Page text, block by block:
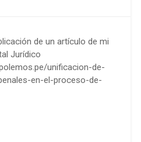
de un artículo de mi
Jurídico
unificacion-de-
en-el-proceso-de-